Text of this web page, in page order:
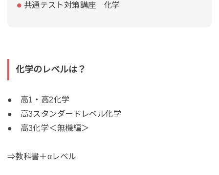
共通テスト対策講座 化学
化学のレベルは？
● 高1・高2化学
● 高3スタンダードレベル化学
● 高3化学＜無機編＞
⇒教科書＋αレベル